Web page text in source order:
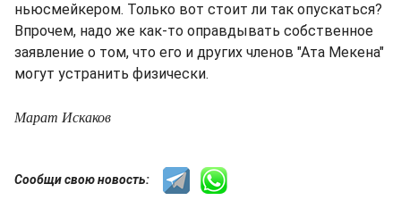
ньюсмейкером. Только вот стоит ли так опускаться?
Впрочем, надо же как-то оправдывать собственное
заявление о том, что его и других членов "Ата Мекена"
могут устранить физически.
Марат Искаков
Сообщи свою новость: